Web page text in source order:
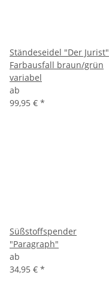
Ständeseidel "Der Jurist"
Farbausfall braun/grün
variabel
ab
99,95 € *
Süßstoffspender
"Paragraph"
ab
34,95 € *